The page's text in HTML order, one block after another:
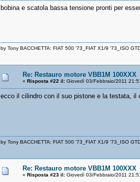
bobina e scatola bassa tensione pronti per
by Tony BACCHETTA: FIAT 500 '73_FIAT X1/9 '73_ISO
Re: Restauro motore VBB1M 100XXX
« Risposta #22 il: Giovedì 03/Febbraio/2011
ecco il cilindro con il suo pistone e la testata, il
by Tony BACCHETTA: FIAT 500 '73_FIAT X1/9 '73_ISO
Re: Restauro motore VBB1M 100XXX
« Risposta #23 il: Giovedì 03/Febbraio/2011